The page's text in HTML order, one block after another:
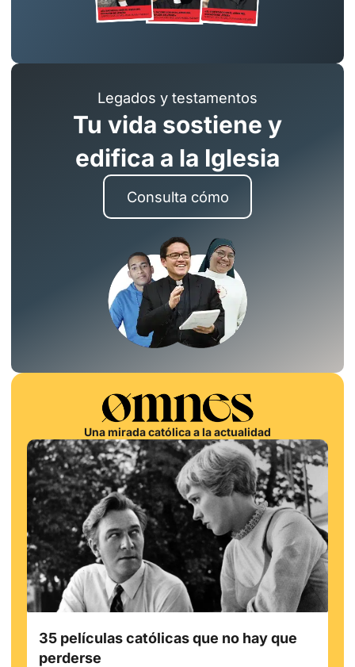
Legados y testamentos
Tu vida sostiene y
edifica a la Iglesia
Consulta cómo
Una mirada católica a la actualidad
35 películas católicas que no hay que
perderse